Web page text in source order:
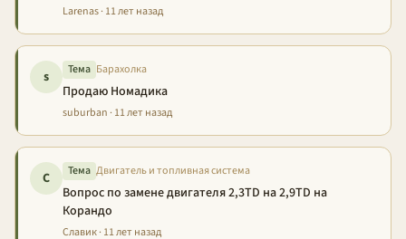
Larenas · 11 лет назад
s Тема Барахолка
Продаю Номадика
suburban · 11 лет назад
С Тема Двигатель и топливная система
Вопрос по замене двигателя 2,3TD на 2,9TD на
Корандо
Славик · 11 лет назад